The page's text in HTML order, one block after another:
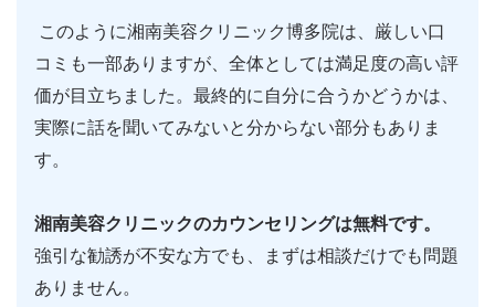
このように湘南美容クリニック博多院は、厳しい口
コミも一部ありますが、全体としては満足度の高い評
価が目立ちました。最終的に自分に合うかどうかは、
実際に話を聞いてみないと分からない部分もありま
す。
湘南美容クリニックのカウンセリングは無料です。
強引な勧誘が不安な方でも、まずは相談だけでも問題
ありません。